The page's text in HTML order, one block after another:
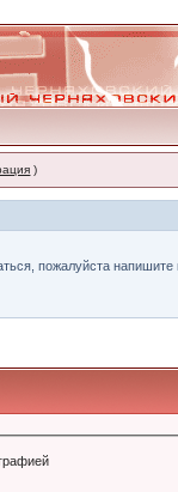
)
пожалуйста